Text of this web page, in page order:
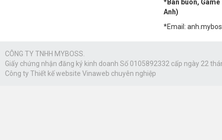
*Bán buôn, Game
Anh)
*Email:
CÔNG TY TNHH MYBOSS.
Giấy chứng nhận đăng ký kinh doanh Số 0105892332 cấp ngày 22
Công tyThiết kế website Vinaweb chuyên nghiệp